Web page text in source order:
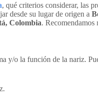
, qué criterios considerar, las
desde su lugar de origen a
Colombia. Recomendamos
y/o la función de la nariz.